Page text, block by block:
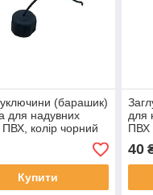
(барашик)
для надувних
ПВХ, колір чорний
Купити
для
ПВХ
40